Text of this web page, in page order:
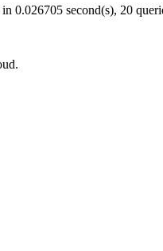
in 0.026705 second(s), 20